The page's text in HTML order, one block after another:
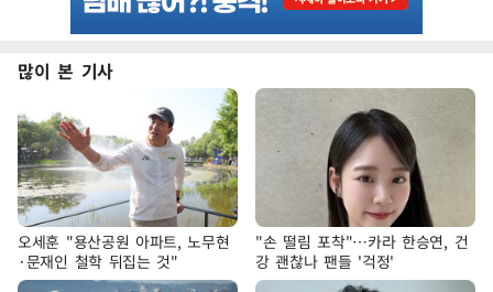
많이 본 기사
오세훈 "용산공원 아파트, 노무현
·문재인 철학 뒤집는 것"
"손 떨림 포착"…카라 한승연, 건
강 괜찮나 팬들 '걱정'